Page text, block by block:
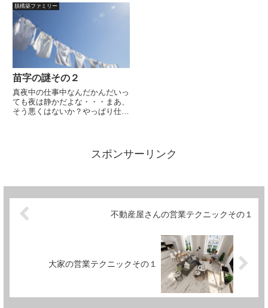
お客様に還元するのが・・・・」
可愛いくていいんじゃないでしょ
うかそうでしょう？ほら～判る人
は判るんですよね、時代の流れ
を。ま...
脱構築ファミリー
苗字の謎その２
真夜中の仕事中なんだかんだいっ
ても夜は静かだよな・・・まあ、
そう悪くはないか？やっぱり仕事
くるのは計 算外だったけど、と
かもどちらかといえばまだ見切...スポンサーリンク
不動産屋さんの営業テクニックその１
大家の営業テクニックその１